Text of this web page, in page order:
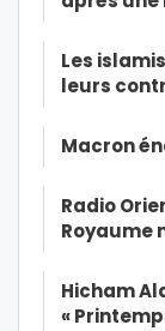
Les
leurs
Macron
Radio
Royaume
Hicham
«